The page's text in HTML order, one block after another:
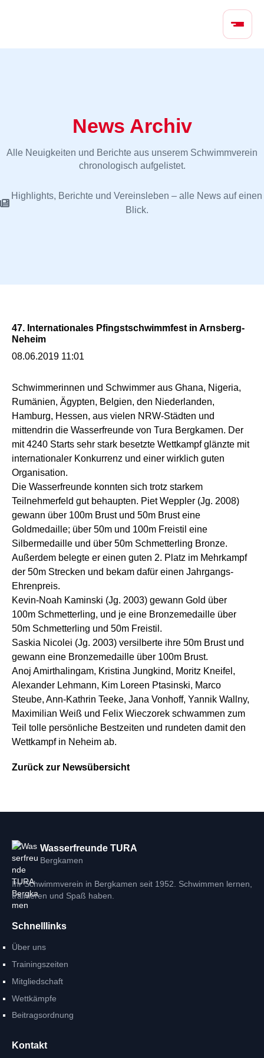
N
ü
r
g
News Archiv
Alle Neuigkeiten und Berichte aus unserem Schwimmverein
chronologisch aufgelistet.
Highlights, Berichte und Vereinsleben – alle News auf einen
Blick.
47. Internationales Pfingstschwimmfest in Arnsberg-
Neheim
08.06.2019 11:01
Schwimmerinnen und Schwimmer aus Ghana, Nigeria,
Rumänien, Ägypten, Belgien, den Niederlanden,
Hamburg, Hessen, aus vielen NRW-Städten und
mittendrin die Wasserfreunde von Tura Bergkamen. Der
mit 4240 Starts sehr stark besetzte Wettkampf glänzte mit
internationaler Konkurrenz und einer wirklich guten
Organisation.
Die Wasserfreunde konnten sich trotz starkem
Teilnehmerfeld gut behaupten. Piet Weppler (Jg. 2008)
gewann über 100m Brust und 50m Brust eine
Goldmedaille; über 50m und 100m Freistil eine
Silbermedaille und über 50m Schmetterling Bronze.
Außerdem belegte er einen guten 2. Platz im Mehrkampf
der 50m Strecken und bekam dafür einen Jahrgangs-
Ehrenpreis.
Kevin-Noah Kaminski (Jg. 2003) gewann Gold über
100m Schmetterling, und je eine Bronzemedaille über
50m Schmetterling und 50m Freistil.
Saskia Nicolei (Jg. 2003) versilberte ihre 50m Brust und
gewann eine Bronzemedaille über 100m Brust.
Anoj Amirthalingam, Kristina Jungkind, Moritz Kneifel,
Alexander Lehmann, Kim Loreen Ptasinski, Marco
Steube, Ann-Kathrin Teeke, Jana Vonhoff, Yannik Wallny,
Maximilian Weiß und Felix Wieczorek schwammen zum
Teil tolle persönliche Bestzeiten und rundeten damit den
Wettkampf in Neheim ab.
Zurück zur Newsübersicht
Wasserfreunde TURA
Bergkamen
Ihr Schwimmverein in Bergkamen seit 1952. Schwimmen lernen,
trainieren und Spaß haben.
Schnelllinks
Über uns
Trainingszeiten
Mitgliedschaft
Wettkämpfe
Beitragsordnung
Kontakt